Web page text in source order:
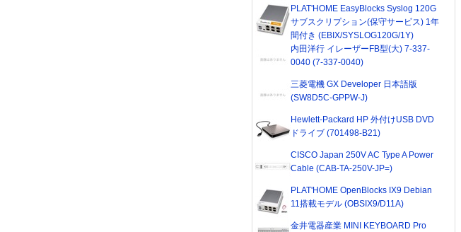
PLAT'HOME EasyBlocks Syslog 120G
サブスクリプション(保守サービス) 1年
間付き (EBIX/SYSLOG120G/1Y)
内田洋行 イレーザーFB型(大) 7-337-
0040 (7-337-0040)
三菱電機 GX Developer 日本語版
(SW8D5C-GPPW-J)
Hewlett-Packard HP 外付けUSB DVD
ドライブ (701498-B21)
CISCO Japan 250V AC Type A Power
Cable (CAB-TA-250V-JP=)
PLAT'HOME OpenBlocks IX9 Debian
11搭載モデル (OBSIX9/D11A)
金井電器産業 MINI KEYBOARD Pro